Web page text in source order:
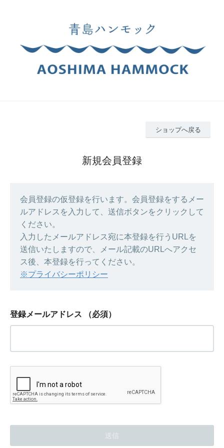
ショップへ戻る
新規会員登録
会員登録の仮登録を行います。会員登録をするメー
ルアドレスを入力して、送信ボタンをクリックして
ください。
入力したメールアドレス宛に本登録を行うURLを
送信いたしますので、メール記載のURLへアクセ
ス後、本登録を行ってください。
※プライバシーポリシー
登録メールアドレス （必須）